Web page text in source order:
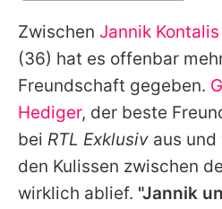
Alle Themen auf
Jobs
App
Team
Redaktionelle
Zwischen Jannik Kontalis
(36) hat es offenbar
Freundschaft gegeben.
Hediger, der beste
bei RTL Exklusiv aus
den Kulissen zwischen
wirklich ablief. "Jannik